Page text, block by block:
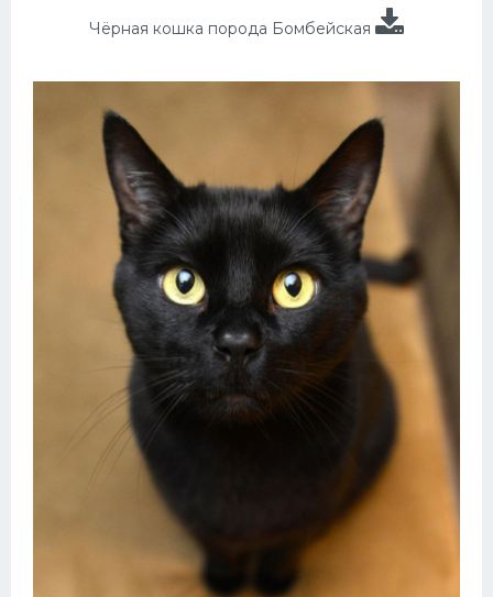
Чёрная кошка порода Бомбейская